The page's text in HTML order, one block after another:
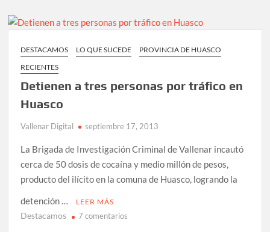
de
gran
Costumbrista
Huasco
DESTACAMOS LO QUE SUCEDE
PROVINCIA DE HUASCO
RECIENTES
Detienen a tres personas por tráfico en
Huasco
Vallenar Digital septiembre 17, 2013
La Brigada de Investigación Criminal de Vallenar incautó
cerca de 50 dosis de cocaína y medio millón de pesos,
producto del ilícito en la comuna de Huasco, logrando la
detención …
LEER MÁS
Destacamos 7 comentarios